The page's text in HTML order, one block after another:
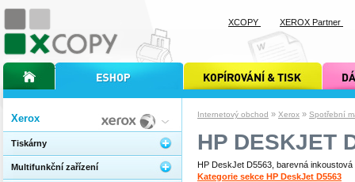
Internetový obchod » Xerox » Spotřební
HP DESKJET
HP DeskJet D5563, barevná
Kategorie sekce HP DeskJet D5563
Xerox
Tiskárny
Multifunkční zařízení
úvodní stránka xcopyinternetový obchod xcopy kopírování a tisk xcopy dárkové
XCOPY XEROX Partner